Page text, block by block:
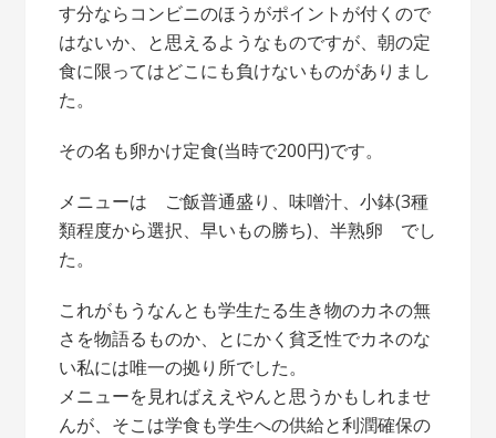
す分ならコンビニのほうがポイントが付くので
はないか、と思えるようなものですが、朝の定
食に限ってはどこにも負けないものがありまし
た。
その名も卵かけ定食(当時で200円)です。
メニューは ご飯普通盛り、味噌汁、小鉢(3種
類程度から選択、早いもの勝ち)、半熟卵 でし
た。
これがもうなんとも学生たる生き物のカネの無
さを物語るものか、とにかく貧乏性でカネのな
い私には唯一の拠り所でした。
メニューを見ればええやんと思うかもしれませ
んが、そこは学食も学生への供給と利潤確保の